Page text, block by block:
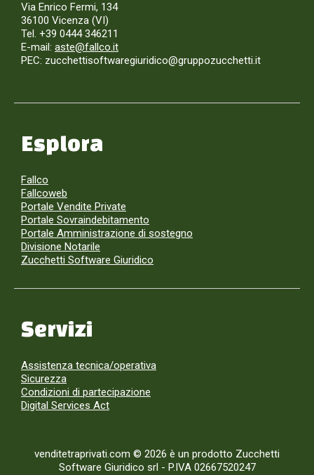
Via Enrico Fermi, 134
36100 Vicenza (VI)
Tel. +39 0444 346211
E-mail: aste@fallco.it
PEC: zucchettisoftwaregiuridico@gruppozucchetti.it
Esplora
Fallco
Fallcoweb
Portale Vendite Private
Portale Sovraindebitamento
Portale Amministrazione di sostegno
Divisione Notarile
Zucchetti Software Giuridico
Servizi
Assistenza tecnica/operativa
Sicurezza
Condizioni di partecipazione
Digital Services Act
venditetraprivati.com © 2026 è un prodotto Zucchetti
Software Giuridico srl - P.IVA 02667520247